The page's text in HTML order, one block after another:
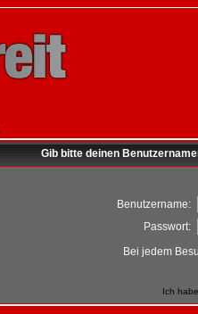
Gib bitte deinen
Benutzername:
Passwort:
Bei jedem
Ich